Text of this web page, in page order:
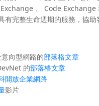
、 Code Exchange
有完整生命週期的服務，協助
向型網路的部落格文章
的部落格文章
開放企業網路
影片